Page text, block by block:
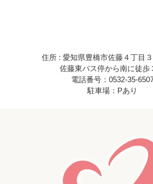
住所 : 愛知県豊橋市佐藤４丁目
佐藤東バス停から南に徒歩
電話番号：0532-35-
駐車場：Pあり